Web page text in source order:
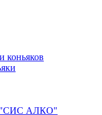
коньяков
"СИС АЛКО"